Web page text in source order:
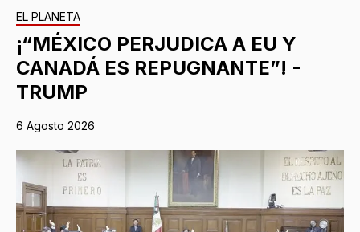
EL PLANETA
¡“MÉXICO PERJUDICA A EU Y
CANADÁ ES REPUGNANTE”! -
TRUMP
6 Agosto 2026